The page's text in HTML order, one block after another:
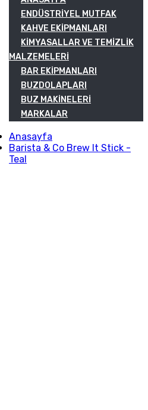
ENDÜSTRIYEL MUTFAK
KAHVE EKIPMANLARI
KIMYASALLAR VE TEMIZLIK
MALZEMELERI
BAR EKIPMANLARI
BUZDOLAPLARI
BUZ MAKINELERI
MARKALAR
Anasayfa
Barista & Co Brew It Stick -
Teal